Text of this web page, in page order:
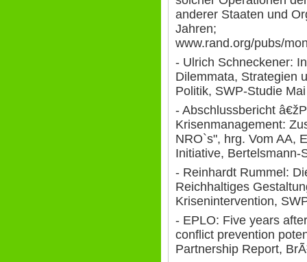
anderer Staaten und
Jahren;
www.rand.org/pubs/
- Ulrich Schneckener:
Dilemmata, Strategien
Politik, SWP-Studie
- Abschlussbericht
Krisenmanagement:
NRO`s", hrg. Vom AA,
Initiative, Bertelsmann-
- Reinhardt Rummel:
Reichhaltiges
Krisenintervention,
- EPLO: Five years
conflict prevention
Partnership Report,